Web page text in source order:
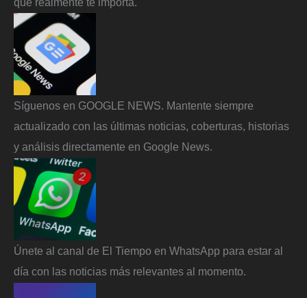
Síguenos en GOOGLE NEWS. Mantente siempre
actualizado con las últimas noticias, coberturas, historias
y análisis directamente en Google News.
Únete al canal de El Tiempo en WhatsApp para estar al
día con las noticias más relevantes al momento.